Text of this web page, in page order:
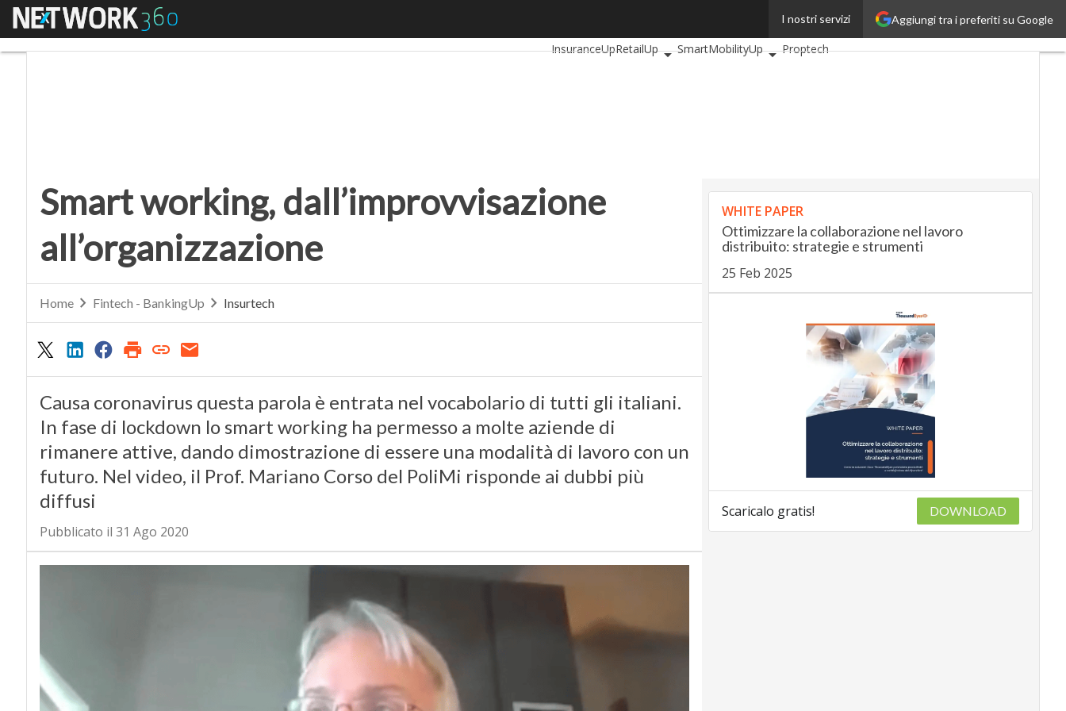
Aggiungi tra i preferiti su Google
I nostri servizi
Menu
InsuranceUpRetailUp SmartMobilityUp
Proptech
Smart working, dall’improvvisazione
all’organizzazione
Home Fintech - BankingUp Insurtech
Causa coronavirus questa parola è entrata nel vocabolario di tutti gli italiani.
In fase di lockdown lo smart working ha permesso a molte aziende di
rimanere attive, dando dimostrazione di essere una modalità di lavoro con un
futuro. Nel video, il Prof. Mariano Corso del PoliMi risponde ai dubbi più
diffusi
Pubblicato il 31 Ago 2020
WHITE PAPER
Ottimizzare la collaborazione nel lavoro
distribuito: strategie e strumenti
25 Feb 2025
Scaricalo gratis! DOWNLOAD